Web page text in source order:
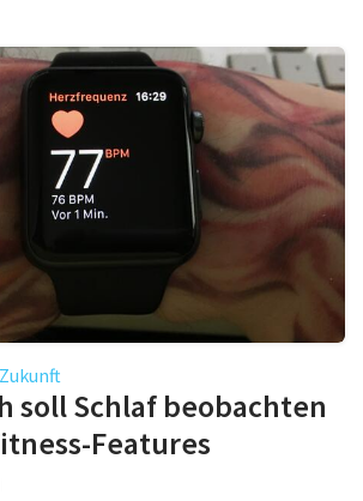
soll Schlaf beobachten
Features